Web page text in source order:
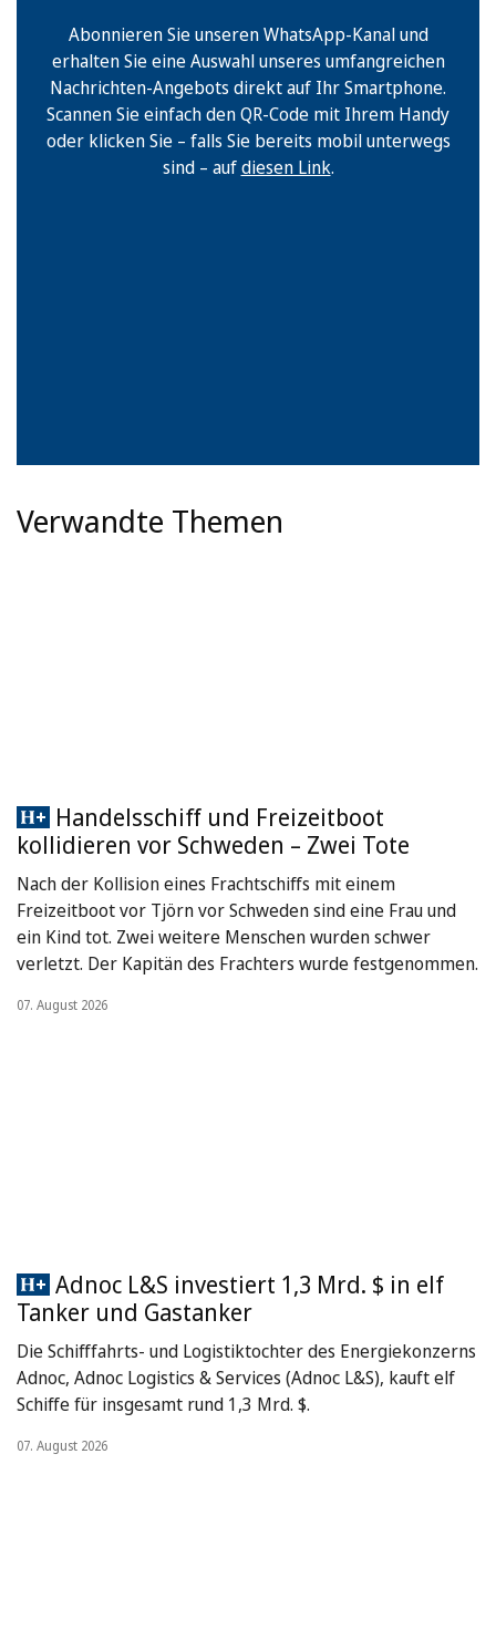
Abonnieren Sie unseren WhatsApp-Kanal und
erhalten Sie eine Auswahl unseres umfangreichen
Nachrichten-Angebots direkt auf Ihr Smartphone.
Scannen Sie einfach den QR-Code mit Ihrem Handy
oder klicken Sie – falls Sie bereits mobil unterwegs
sind – aufdiesen Link.
Verwandte Themen
Handelsschiff und Freizeitboot
kollidieren vor Schweden – Zwei Tote
Nach der Kollision eines Frachtschiffs mit einem
Freizeitboot vor Tjörn vor Schweden sind eine Frau und
ein Kind tot. Zwei weitere Menschen wurden schwer
verletzt. Der Kapitän des Frachters wurde festgenommen.
07. August 2026
Adnoc L&S investiert 1,3 Mrd. $ in elf
Tanker und Gastanker
Die Schifffahrts- und Logistiktochter des Energiekonzerns
Adnoc, Adnoc Logistics & Services (Adnoc L&S), kauft elf
Schiffe für insgesamt rund 1,3 Mrd. $.
07. August 2026